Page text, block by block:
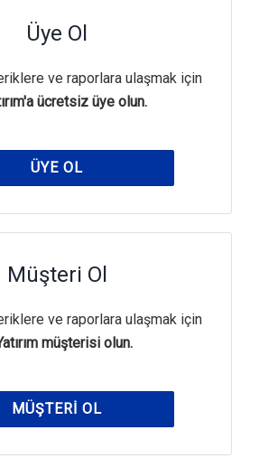
Üye Ol
ve raporlara ulaşmak için
ücretsiz üye olun.
ÜYE OL
Müşteri Ol
ve raporlara ulaşmak için
müşterisi olun.
MÜŞTERI OL